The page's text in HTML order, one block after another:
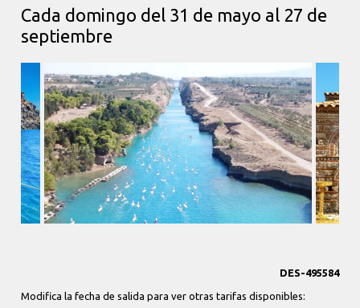
Cada domingo del 31 de mayo al 27 de
septiembre
DES-495584
Modifica la fecha de salida para ver otras tarifas disponibles: